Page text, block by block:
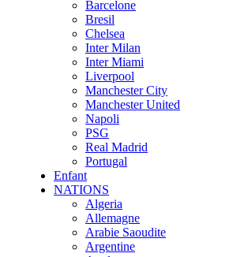
Barcelone
Bresil
Chelsea
Inter Milan
Inter Miami
Liverpool
Manchester City
Manchester United
Napoli
PSG
Real Madrid
Portugal
Enfant
NATIONS
Algeria
Allemagne
Arabie Saoudite
Argentine